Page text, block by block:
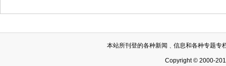
本站所刊登的各种新闻﹑信息和各种专题专
Copyright © 2000-